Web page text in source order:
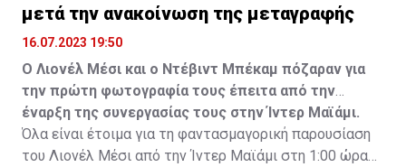
μετά την ανακοίνωση της μεταγραφής
16.07.2023 19:50
Ο Λιονέλ Μέσι και ο Ντέβιντ Μπέκαμ πόζαραν για
την πρώτη φωτογραφία τους έπειτα από την
έναρξη της συνεργασίας τους στην Ίντερ Μαϊάμι.
Όλα είναι έτοιμα για τη φαντασμαγορική παρουσίαση
του Λιονέλ Μέσι από την Ίντερ Μαϊάμι στη 1:00 ώρα